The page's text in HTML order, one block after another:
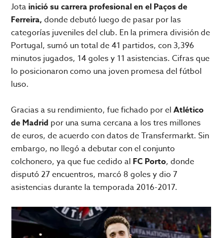
Jota inició su carrera profesional en el Paços de
Ferreira, donde debutó luego de pasar por las
categorías juveniles del club. En la primera división de
Portugal, sumó un total de 41 partidos, con 3,396
minutos jugados, 14 goles y 11 asistencias. Cifras que
lo posicionaron como una joven promesa del fútbol
luso.
Gracias a su rendimiento, fue fichado por elAtlético
de Madrid por una suma cercana a los tres millones
de euros, de acuerdo con datos de Transfermarkt. Sin
embargo, no llegó a debutar con el conjunto
colchonero, ya que fue cedido al FC Porto, donde
disputó 27 encuentros, marcó 8 goles y dio 7
asistencias durante la temporada 2016-2017.